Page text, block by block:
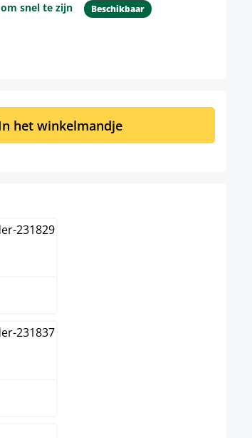
snel te zijn Beschikbaar
gewenste hoeveelheid in
het winkelmandje